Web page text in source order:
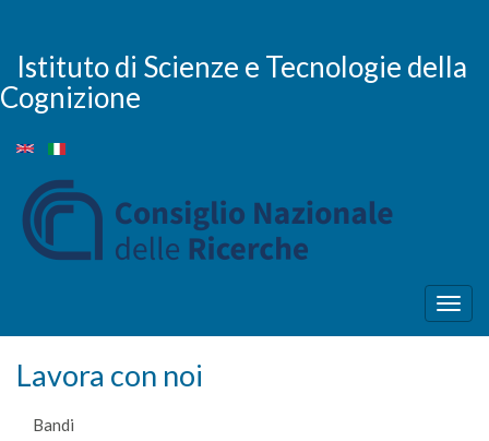
contenuto
principale
Istituto di Scienze e Tecnologie della
Cognizione
Lavora con noi
Bandi